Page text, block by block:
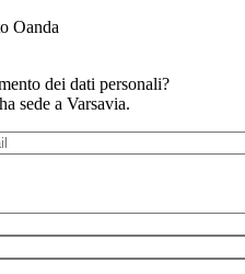
Oanda
dei dati personali?
sede a Varsavia.